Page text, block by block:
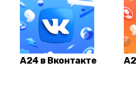
А24 в Вконтакте